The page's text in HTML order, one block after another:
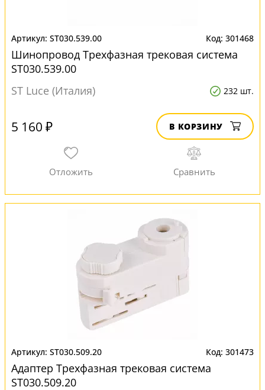
ST030.539.00 301468
Шинопровод Трехфазная трековая система
ST030.539.00
ST Luce (Италия)
232 шт.
5 160 ₽ В КОРЗИНУ
ST030.509.20 301473
Адаптер Трехфазная трековая система
ST030.509.20